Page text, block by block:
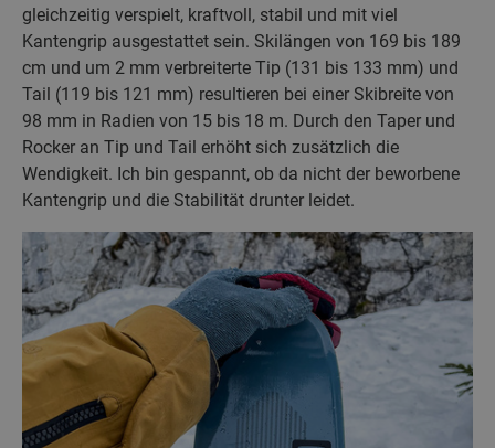
gleichzeitig verspielt, kraftvoll, stabil und mit viel
Kantengrip ausgestattet sein. Skilängen von 169 bis 189
cm und um 2 mm verbreiterte Tip (131 bis 133 mm) und
Tail (119 bis 121 mm) resultieren bei einer Skibreite von
98 mm in Radien von 15 bis 18 m. Durch den Taper und
Rocker an Tip und Tail erhöht sich zusätzlich die
Wendigkeit. Ich bin gespannt, ob da nicht der beworbene
Kantengrip und die Stabilität drunter leidet.